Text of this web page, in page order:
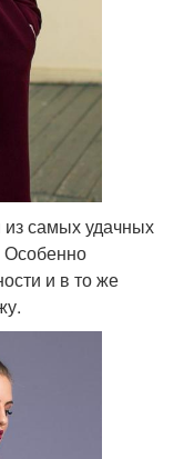
самых удачных
Особенно
и в то же